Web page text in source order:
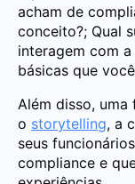
acham de
conceito?; Qual
interagem com
básicas que
Além disso,
o storytelling, a
seus
compliance e